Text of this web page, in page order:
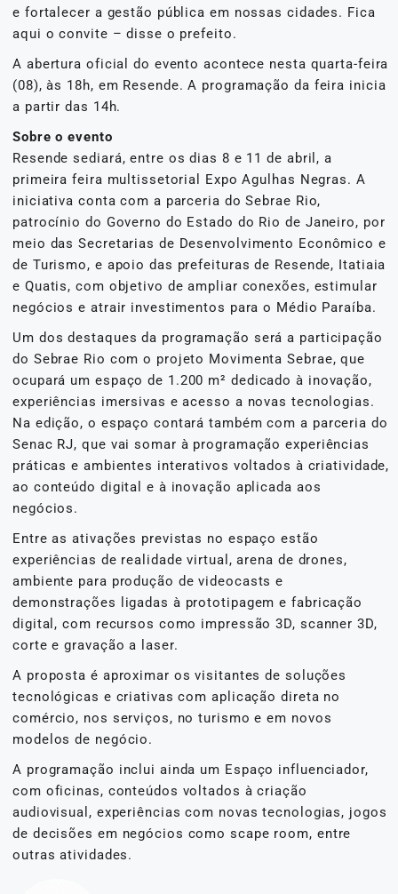
e fortalecer a gestão pública em nossas cidades. Fica
aqui o convite – disse o prefeito.
A abertura oficial do evento acontece nesta quarta-feira
(08), às 18h, em Resende. A programação da feira inicia
a partir das 14h.
Sobre o evento
Resende sediará, entre os dias 8 e 11 de abril, a
primeira feira multissetorial Expo Agulhas Negras. A
iniciativa conta com a parceria do Sebrae Rio,
patrocínio do Governo do Estado do Rio de Janeiro, por
meio das Secretarias de Desenvolvimento Econômico e
de Turismo, e apoio das prefeituras de Resende, Itatiaia
e Quatis, com objetivo de ampliar conexões, estimular
negócios e atrair investimentos para o Médio Paraíba.
Um dos destaques da programação será a participação
do Sebrae Rio com o projeto Movimenta Sebrae, que
ocupará um espaço de 1.200 m² dedicado à inovação,
experiências imersivas e acesso a novas tecnologias.
Na edição, o espaço contará também com a parceria do
Senac RJ, que vai somar à programação experiências
práticas e ambientes interativos voltados à criatividade,
ao conteúdo digital e à inovação aplicada aos
negócios.
Entre as ativações previstas no espaço estão
experiências de realidade virtual, arena de drones,
ambiente para produção de videocasts e
demonstrações ligadas à prototipagem e fabricação
digital, com recursos como impressão 3D, scanner 3D,
corte e gravação a laser.
A proposta é aproximar os visitantes de soluções
tecnológicas e criativas com aplicação direta no
comércio, nos serviços, no turismo e em novos
modelos de negócio.
A programação inclui ainda um Espaço influenciador,
com oficinas, conteúdos voltados à criação
audiovisual, experiências com novas tecnologias, jogos
de decisões em negócios como scape room, entre
outras atividades.